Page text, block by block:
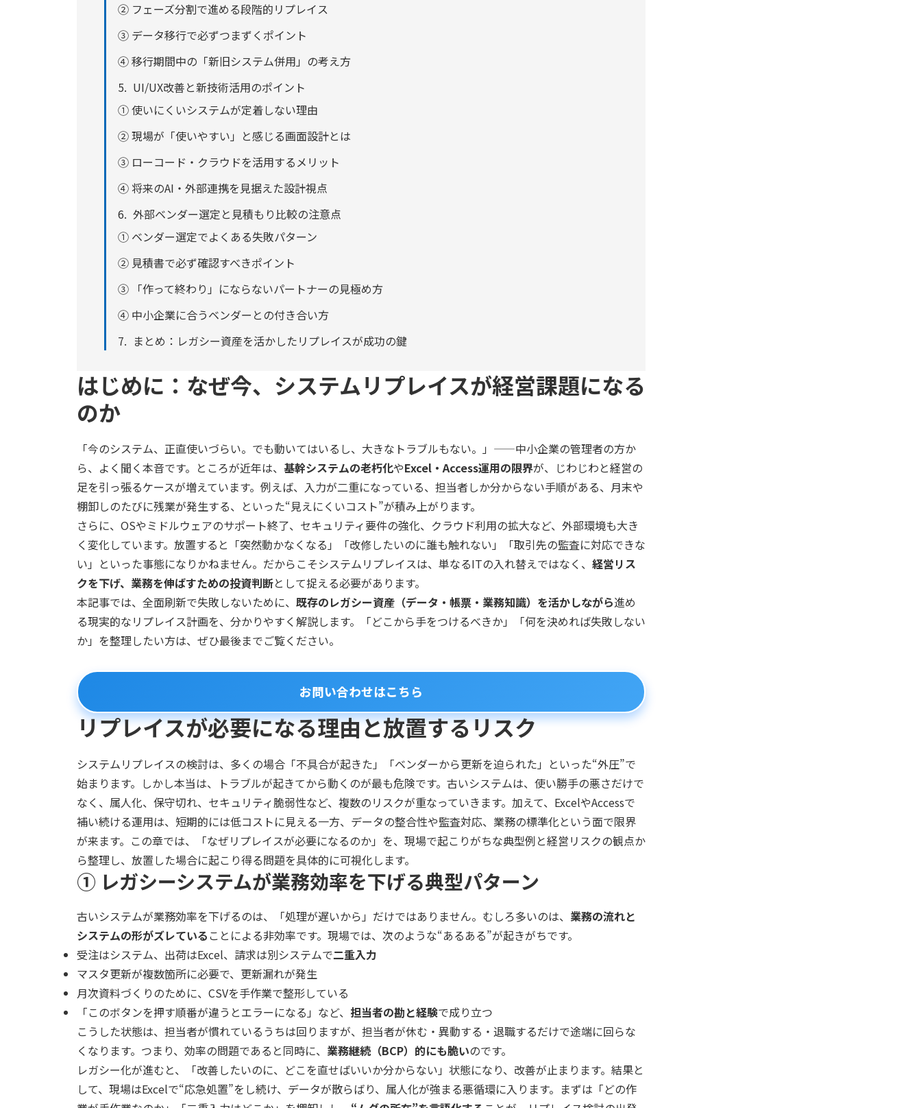
② フェーズ分割で進める段階的リプレイス
③ データ移行で必ずつまずくポイント
④ 移行期間中の「新旧システム併用」の考え方
UI/UX改善と新技術活用のポイント
① 使いにくいシステムが定着しない理由
② 現場が「使いやすい」と感じる画面設計とは
③ ローコード・クラウドを活用するメリット
④ 将来のAI・外部連携を見据えた設計視点
外部ベンダー選定と見積もり比較の注意点
① ベンダー選定でよくある失敗パターン
② 見積書で必ず確認すべきポイント
③ 「作って終わり」にならないパートナーの見極め方
④ 中小企業に合うベンダーとの付き合い方
まとめ：レガシー資産を活かしたリプレイスが成功の鍵
はじめに：なぜ今、システムリプレイスが経営課題になる
のか
「今のシステム、正直使いづらい。でも動いてはいるし、大きなトラブルもない。」——中小企業の管理者の方か
ら、よく聞く本音です。ところが近年は、 基幹システムの老朽化やExcel・Access運用の限界が、じわじわと経営の
足を引っ張るケースが増えています。例えば、入力が二重になっている、担当者しか分からない手順がある、月末や
棚卸しのたびに残業が発生する、といった“見えにくいコスト”が積み上がります。
さらに、OSやミドルウェアのサポート終了、セキュリティ要件の強化、クラウド利用の拡大など、外部環境も大き
く変化しています。放置すると「突然動かなくなる」「改修したいのに誰も触れない」「取引先の監査に対応できな
い」といった事態になりかねません。だからこそシステムリプレイスは、単なるITの入れ替えではなく、 経営リス
クを下げ、業務を伸ばすための投資判断として捉える必要があります。
本記事では、全面刷新で失敗しないために、 既存のレガシー資産（データ・帳票・業務知識）を活かしながら進め
る現実的なリプレイス計画を、分かりやすく解説します。「どこから手をつけるべきか」「何を決めれば失敗しない
か」を整理したい方は、ぜひ最後までご覧ください。
お問い合わせはこちら
リプレイスが必要になる理由と放置するリスク
システムリプレイスの検討は、多くの場合「不具合が起きた」「ベンダーから更新を迫られた」といった“外圧”で
始まります。しかし本当は、トラブルが起きてから動くのが最も危険です。古いシステムは、使い勝手の悪さだけで
なく、属人化、保守切れ、セキュリティ脆弱性など、複数のリスクが重なっていきます。加えて、ExcelやAccessで
補い続ける運用は、短期的には低コストに見える一方、データの整合性や監査対応、業務の標準化という面で限界
が来ます。この章では、「なぜリプレイスが必要になるのか」を、現場で起こりがちな典型例と経営リスクの観点か
ら整理し、放置した場合に起こり得る問題を具体的に可視化します。
① レガシーシステムが業務効率を下げる典型パターン
古いシステムが業務効率を下げるのは、「処理が遅いから」だけではありません。むしろ多いのは、 業務の流れと
システムの形がズレている ことによる非効率です。現場では、次のような“あるある”が起きがちです。
受注はシステム、出荷はExcel、請求は別システムで二重入力
マスタ更新が複数箇所に必要で、更新漏れが発生
月次資料づくりのために、CSVを手作業で整形している
「このボタンを押す順番が違うとエラーになる」など、 担当者の勘と経験で成り立つ
こうした状態は、担当者が慣れているうちは回りますが、担当者が休む・異動する・退職するだけで途端に回らな
くなります。つまり、効率の問題であると同時に、 業務継続（BCP）的にも脆いのです。
レガシー化が進むと、「改善したいのに、どこを直せばいいか分からない」状態になり、改善が止まります。結果と
して、現場はExcelで“応急処置”をし続け、データが散らばり、属人化が強まる悪循環に入ります。まずは「どの作